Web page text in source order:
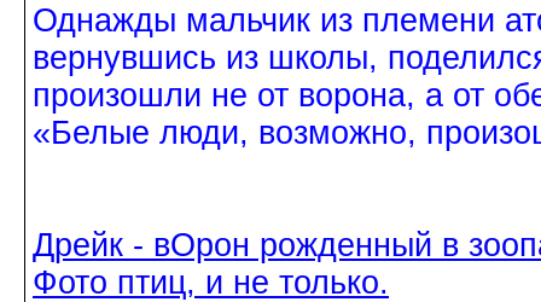
Однажды мальчик из племени
вернувшись из школы,
произошли не от ворона, а от
«Белые люди, возможно,
Дрейк - вОрон рожденный в
Фото птиц, и не только.